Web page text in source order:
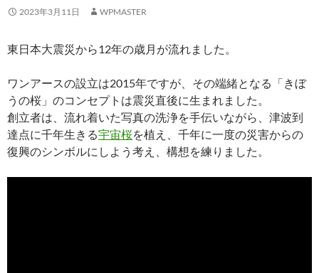
2023年3月11日 WPMASTER
東日本大震災から12年の歳月が流れました。
ワンアースの設立は2015年ですが、その端緒となる「きぼ
うの桜」のコンセプトは震災直後に生まれました。
創立者は、流れ着いた写真の洗浄を手伝いながら、津波到
達点に千年生きる宇宙桜を植え、千年に一度の災害からの
復興のシンボルにしよう考え、構想を練りました。